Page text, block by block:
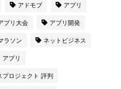
アドモブ アプリ
プリ大会 アプリ開発
ラソン ネットビジネス
アプリ
プロジェクト 評判